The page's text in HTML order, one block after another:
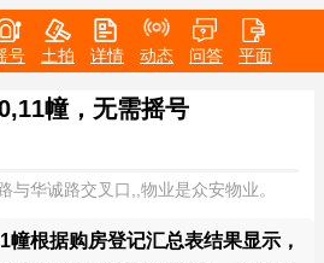
号 土拍 详情 动态 问答 平面
幢，无需摇号
与华诚路交叉口,,物业是众安物业。
幢根据购房登记汇总表结果显示，